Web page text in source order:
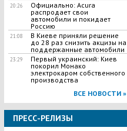
20:26
Официально: Acura
распродает свои
автомобили и покидает
Россию
21:08
В Киеве приняли решение
до 28 раз снизить акцизы на
поддержанные автомобили
23:29
Первый украинский: Киев
покорил Монако
электрокаром собственного
производства
ВСЕ НОВОСТИ »
ПРЕСС-РЕЛИЗЫ